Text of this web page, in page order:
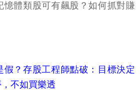
憶體類股可有飆股？如何抓對賺
假？存股工程師點破：目標決定
不如買樂透